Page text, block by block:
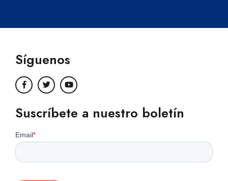
Síguenos
Suscríbete a nuestro boletín